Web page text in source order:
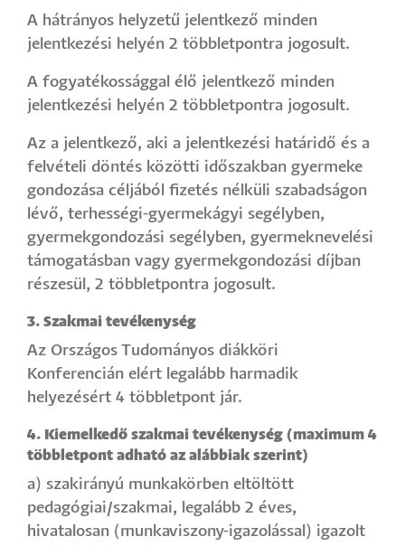
A hátrányos helyzetű jelentkező minden
jelentkezési helyén 2 többletpontra jogosult.
A fogyatékossággal élő jelentkező minden
jelentkezési helyén 2 többletpontra jogosult.
Az a jelentkező, aki a jelentkezési határidő és a
felvételi döntés közötti időszakban gyermeke
gondozása céljából fizetés nélküli szabadságon
lévő, terhességi-gyermekágyi segélyben,
gyermekgondozási segélyben, gyermeknevelési
támogatásban vagy gyermekgondozási díjban
részesül, 2 többletpontra jogosult.
3. Szakmai tevékenység
Az Országos Tudományos diákköri
Konferencián elért legalább harmadik
helyezésért 4 többletpont jár.
4. Kiemelkedő szakmai tevékenység (maximum 4
többletpont adható az alábbiak szerint)
a) szakirányú munkakörben eltöltött
pedagógiai/szakmai, legalább 2 éves,
hivatalosan (munkaviszony-igazolással) igazolt